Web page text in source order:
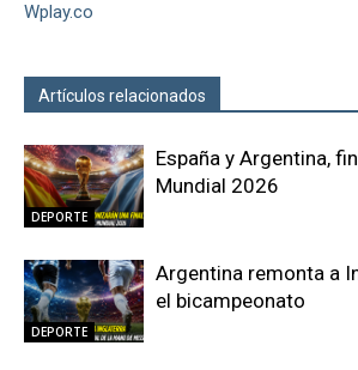
Wplay.co
Artículos relacionados
DEPORTE
España y Argentina,
Mundial 2026
DEPORTE
Argentina remonta a
el bicampeonato